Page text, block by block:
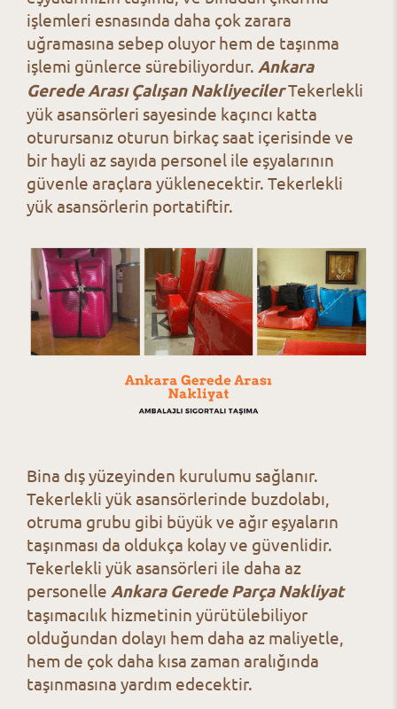
işlemleri esnasında daha çok zarara
uğramasına sebep oluyor hem de taşınma
işlemi günlerce sürebiliyordur. Ankara
Gerede Arası Çalışan NakliyecilerTekerlekli
yük asansörleri sayesinde kaçıncı katta
oturursanız oturun birkaç saat içerisinde ve
bir hayli az sayıda personel ile eşyalarının
güvenle araçlara yüklenecektir. Tekerlekli
yük asansörlerin portatiftir.
Bina dış yüzeyinden kurulumu sağlanır.
Tekerlekli yük asansörlerinde buzdolabı,
otruma grubu gibi büyük ve ağır eşyaların
taşınması da oldukça kolay ve güvenlidir.
Tekerlekli yük asansörleri ile daha az
personelle Ankara Gerede Parça Nakliyat
taşımacılık hizmetinin yürütülebiliyor
olduğundan dolayı hem daha az maliyetle,
hem de çok daha kısa zaman aralığında
taşınmasına yardım edecektir.